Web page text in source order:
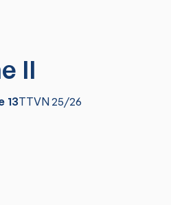
II
13TTVN25/26